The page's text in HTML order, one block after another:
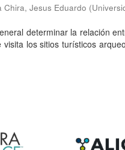
Chira, Jesus Eduardo (
determinar la relación
los sitios turísticos